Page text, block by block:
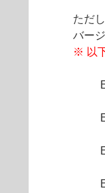
ただ
バー
※ 以